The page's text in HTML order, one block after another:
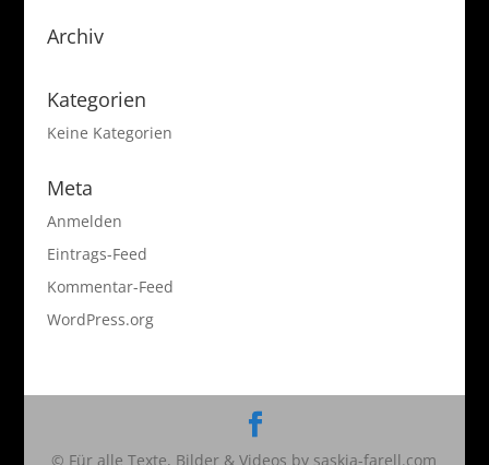
Archiv
Kategorien
Keine Kategorien
Meta
Anmelden
Eintrags-Feed
Kommentar-Feed
WordPress.org
© Für alle Texte, Bilder & Videos by saskia-farell.com